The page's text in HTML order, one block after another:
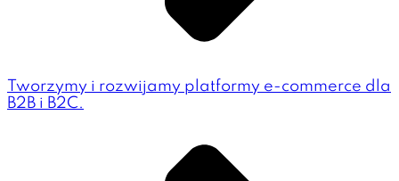
Tworzymy i rozwijamy platformy e-commerce dla
B2B i B2C.